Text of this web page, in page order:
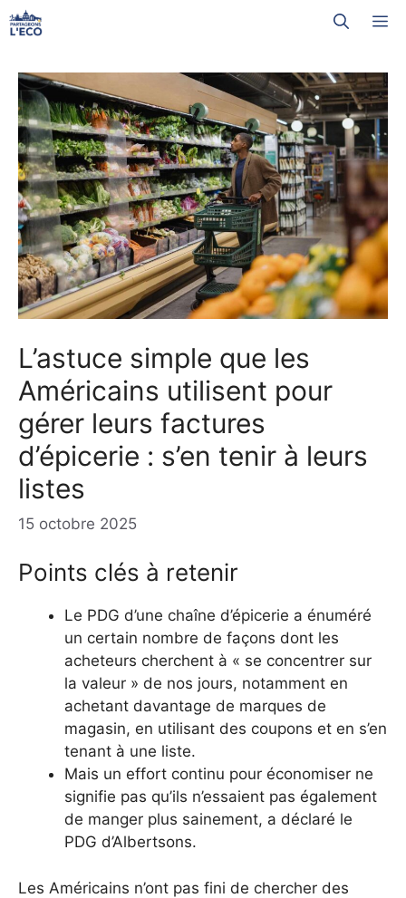
Aller
au
L’astuce simple que les
Américains utilisent pour
gérer leurs factures
d’épicerie : s’en tenir à leurs
listes
15 octobre 2025
Points clés à retenir
Le PDG d’une chaîne d’épicerie a énuméré
un certain nombre de façons dont les
acheteurs cherchent à « se concentrer sur
la valeur » de nos jours, notamment en
achetant davantage de marques de
magasin, en utilisant des coupons et en s’en
tenant à une liste.
Mais un effort continu pour économiser ne
signifie pas qu’ils n’essaient pas également
de manger plus sainement, a déclaré le
PDG d’Albertsons.
Les Américains n’ont pas fini de chercher des